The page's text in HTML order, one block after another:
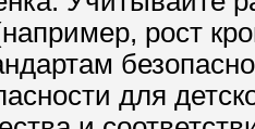
рост
для